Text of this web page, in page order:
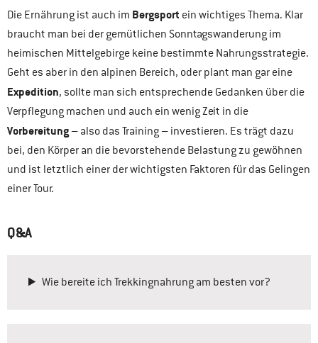
Die Ernährung ist auch im Bergsport ein wichtiges Thema. Klar
braucht man bei der gemütlichen Sonntagswanderung im
heimischen Mittelgebirge keine bestimmte Nahrungsstrategie.
Geht es aber in den alpinen Bereich, oder plant man gar eine
Expedition, sollte man sich entsprechende Gedanken über die
Verpflegung machen und auch ein wenig Zeit in die
Vorbereitung – also das Training – investieren. Es trägt dazu
bei, den Körper an die bevorstehende Belastung zu gewöhnen
und ist letztlich einer der wichtigsten Faktoren für das Gelingen
einer Tour.
Q&A
Wie bereite ich Trekkingnahrung am besten vor?